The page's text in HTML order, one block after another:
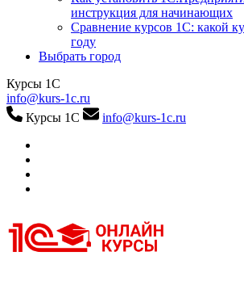
инструкция для начинающих
Сравнение курсов 1С: какой
году
Выбрать город
Курсы 1С
info@kurs-1c.ru
Курсы 1С
info@kurs-1c.ru